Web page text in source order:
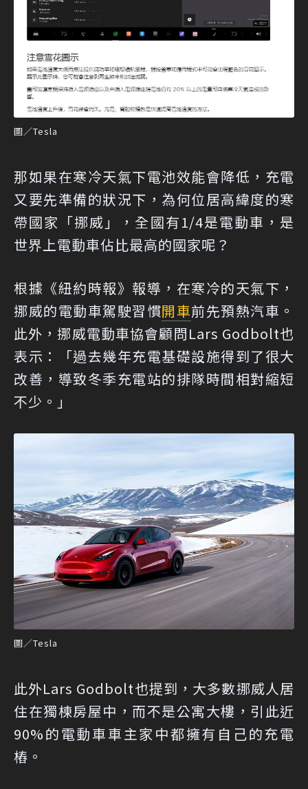
圖／Tesla
那如果在寒冷天氣下電池效能會降低，充電
又要先準備的狀況下，為何位居高緯度的寒
帶國家「挪威」，全國有1/4是電動車，是
世界上電動車佔比最高的國家呢？
根據《紐約時報》報導，在寒冷的天氣下，
挪威的電動車駕駛習慣開車前先預熱汽車。
此外，挪威電動車協會顧問Lars Godbolt也
表示：「過去幾年充電基礎設施得到了很大
改善，導致冬季充電站的排隊時間相對縮短
不少。」
圖／Tesla
此外Lars Godbolt也提到，大多數挪威人居
住在獨棟房屋中，而不是公寓大樓，引此近
90%的電動車車主家中都擁有自己的充電
樁。